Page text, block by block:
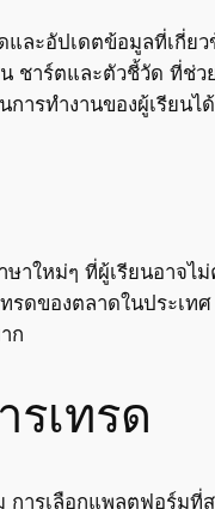
ละอัปเดตข้อมูลที่เกี่ยว
ชาร์ตและตัวชี้วัด ที่ช่ว
ารทำงานของผู้เรียนไ
าใหม่ๆ ที่ผู้เรียนอาจไ
ดของตลาดในประเทศ
ก
เทรด
การเลือกแพลตฟอร์มที่